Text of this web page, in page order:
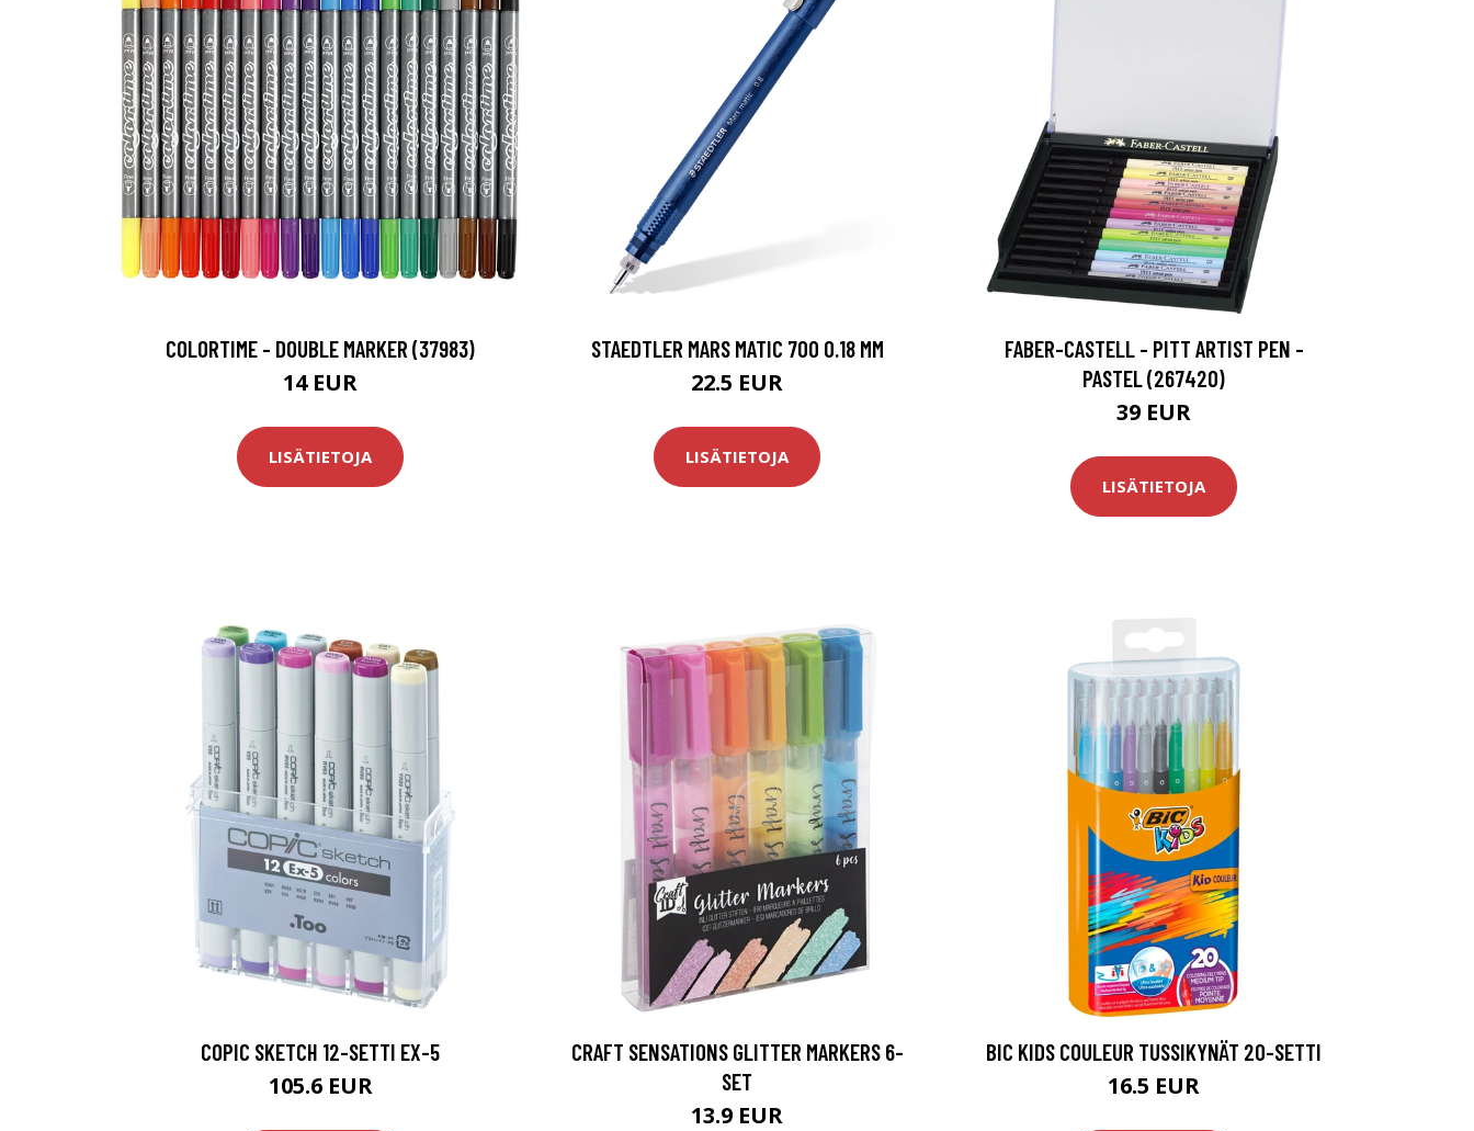
COLORTIME - DOUBLE MARKER (37983)
14 EUR
LISÄTIETOJA
STAEDTLER MARS MATIC 700 0.18 MM
22.5 EUR
LISÄTIETOJA
FABER-CASTELL - PITT ARTIST PEN -
PASTEL (267420)
39 EUR
LISÄTIETOJA
COPIC SKETCH 12-SETTI EX-5
105.6 EUR
CRAFT SENSATIONS GLITTER MARKERS 6-
SET
13.9 EUR
BIC KIDS COULEUR TUSSIKYNÄT 20-SETTI
16.5 EUR